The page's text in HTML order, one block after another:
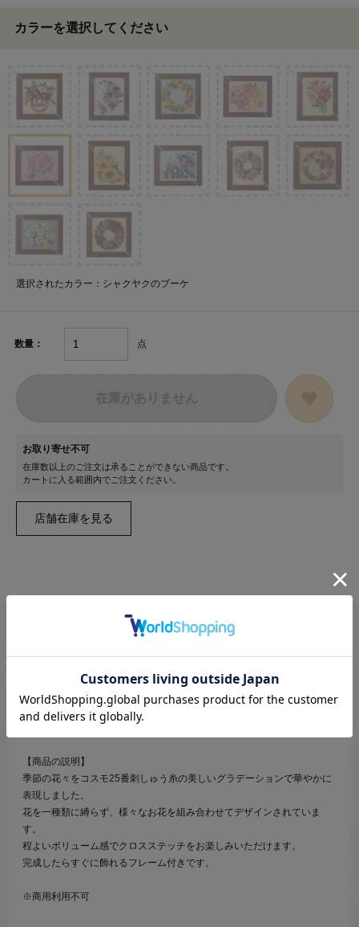
カラーを選択してください
選択されたカラー：シャクヤクのブーケ
数量： 点
お取り寄せ不可
在庫数以上のご注文は承ることができない商品です。
カートに入る範囲内でご注文ください。
100％）、ジャバクロス55、刺しゅう針、フレーム、図案付き作り方説
●出来上がりサイズ：フレーム外寸約縦16cm×横19cm
●別途用意するもの：ハサミ、アイロン、縫い糸、刺?枠
【商品の説明】
季節の花々をコスモ25番刺しゅう糸の美しいグラデーションで華やかに
表現しました。
花を一種類に縛らず、様々なお花を組み合わせてデザインされていま
す。
程よいボリューム感でクロスステッチをお楽しみいただけます。
完成したらすぐに飾れるフレーム付きです。
※商用利用不可